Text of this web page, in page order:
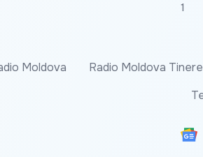
1
Moldova Radio Moldova